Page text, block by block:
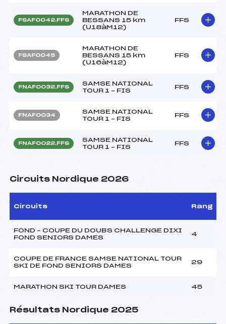
FSAF0042.FFS
MARATHON DE
BESSANS 15 km
(U18àM12)
FFS
FSAF0045
MARATHON DE
BESSANS 15 km
(U16àM12)
FFS
FNAF0032.FFS
SAMSE NATIONAL
TOUR 1 – FIS
FFS
FNAF0034
SAMSE NATIONAL
TOUR 1 – FIS
FFS
FNAF0022.FFS
SAMSE NATIONAL
TOUR 1 – FIS
FFS
Circuits Nordique 2026
Circuits Rang
FOND – COUPE DU DOUBS CHALLENGE DIXI
FOND SENIORS DAMES
4
COUPE DE FRANCE SAMSE NATIONAL TOUR
SKI DE FOND SENIORS DAMES
29
MARATHON SKI TOUR DAMES 45
Résultats Nordique 2025